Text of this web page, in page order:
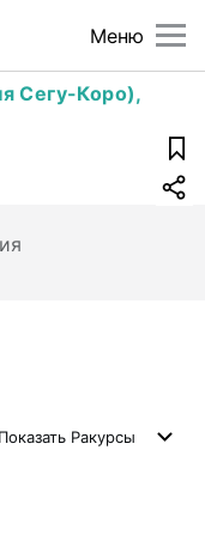
Меню
Сегу-Коро),
Показать Ракурсы